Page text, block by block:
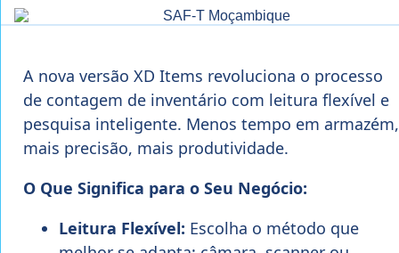
A nova versão XD Items revoluciona o processo
de contagem de inventário com leitura flexível e
pesquisa inteligente. Menos tempo em armazém,
mais precisão, mais produtividade.
O Que Significa para o Seu Negócio:
Leitura Flexível: Escolha o método que